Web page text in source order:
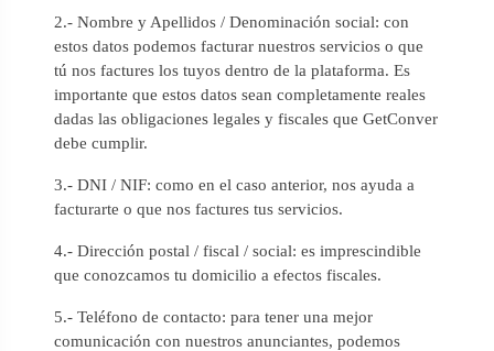
2.- Nombre y Apellidos / Denominación social: con
estos datos podemos facturar nuestros servicios o que
tú nos factures los tuyos dentro de la plataforma. Es
importante que estos datos sean completamente reales
dadas las obligaciones legales y fiscales que GetConver
debe cumplir.
3.- DNI / NIF: como en el caso anterior, nos ayuda a
facturarte o que nos factures tus servicios.
4.- Dirección postal / fiscal / social: es imprescindible
que conozcamos tu domicilio a efectos fiscales.
5.- Teléfono de contacto: para tener una mejor
comunicación con nuestros anunciantes, podemos